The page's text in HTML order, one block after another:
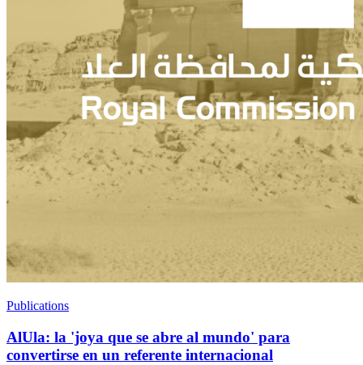
Publications
AlUla: la 'joya que se abre al mundo' para
convertirse en un referente internacional